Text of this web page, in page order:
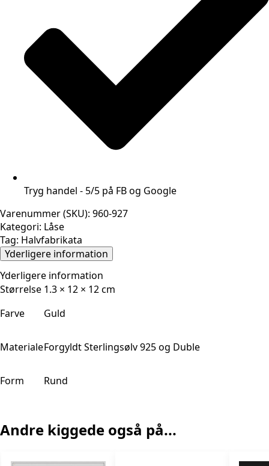
Tryg handel - 5/5 på FB og Google
Varenummer (SKU): 960-927
Kategori: Låse
Tag: Halvfabrikata
Yderligere information
Yderligere information
Størrelse 1.3 × 12 × 12 cm
Farve
Guld
MaterialeForgyldt Sterlingsølv 925 og Duble
Form Rund
Andre kiggede også på...